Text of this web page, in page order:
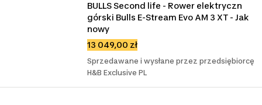
BULLS Second life - Rower elektryczn
górski Bulls E-Stream Evo AM 3 XT - Jak
nowy
13 049,00 zł
Sprzedawane i wysłane przez przedsiębiorcę
H&B Exclusive PL